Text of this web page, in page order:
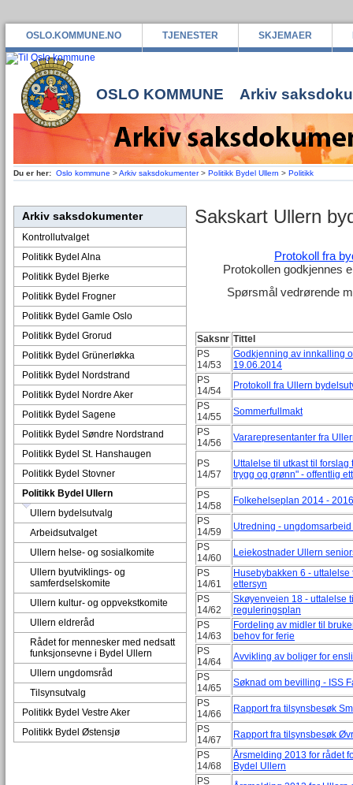
OSLO.KOMMUNE.NO TJENESTER SKJEMAER
OSLO KOMMUNE Arkiv
Du er her: Oslo kommune >Arkiv saksdokumenter> Politikk Bydel Ullern > Politikk
Arkiv saksdokumenter
Kontrollutvalget
Politikk Bydel Alna
Politikk Bydel Bjerke
Politikk Bydel Frogner
Politikk Bydel Gamle Oslo
Politikk Bydel Grorud
Politikk Bydel Grünerløkka
Politikk Bydel Nordstrand
Politikk Bydel Nordre Aker
Politikk Bydel Sagene
Politikk Bydel Søndre Nordstrand
Politikk Bydel St. Hanshaugen
Politikk Bydel Stovner
Politikk Bydel Ullern
Ullern bydelsutvalg
Arbeidsutvalget
Ullern helse- og sosialkomite
Ullern byutviklings- og
samferdselskomite
Ullern kultur- og oppvekstkomite
Ullern eldreråd
Rådet for mennesker med nedsatt
funksjonsevne i Bydel Ullern
Ullern ungdomsråd
Tilsynsutvalg
Politikk Bydel Vestre Aker
Politikk Bydel Østensjø
Sakskart Ullern
Protokoll fra
Protokollen godkjennes
Spørsmål vedrørende
Saksnr Tittel
PS
14/53
Godkjenning av innkalling
19.06.2014
PS
14/54
Protokoll fra Ullern
PS
14/55
Sommerfullmakt
PS
14/56
Vararepresentanter fra
PS
14/57
Uttalelse til utkast til
trygg og grønn" - offentlig
PS
14/58
Folkehelseplan 2014 - 2016
PS
14/59
Utredning -
PS
14/60
Leiekostnader Ullern
PS
14/61
Husebybakken 6 -
ettersyn
PS
14/62
Skøyenveien 18 - uttalelse
reguleringsplan
PS
14/63
Fordeling av midler til
behov for ferie
PS
14/64
Avvikling av boliger for
PS
14/65
Søknad om bevilling - ISS
PS
14/66
Rapport fra tilsynsbesøk
PS
14/67
Rapport fra tilsynsbesøk
PS
14/68
Årsmelding 2013 for rådet
Bydel Ullern
PS